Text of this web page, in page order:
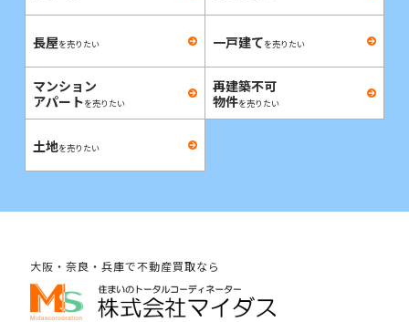
長屋を売りたい 一戸建てを売りたい
マンション
アパートを売りたい
再建築不可
物件を売りたい
土地を売りたい
大阪・奈良・兵庫で不動産買取なら